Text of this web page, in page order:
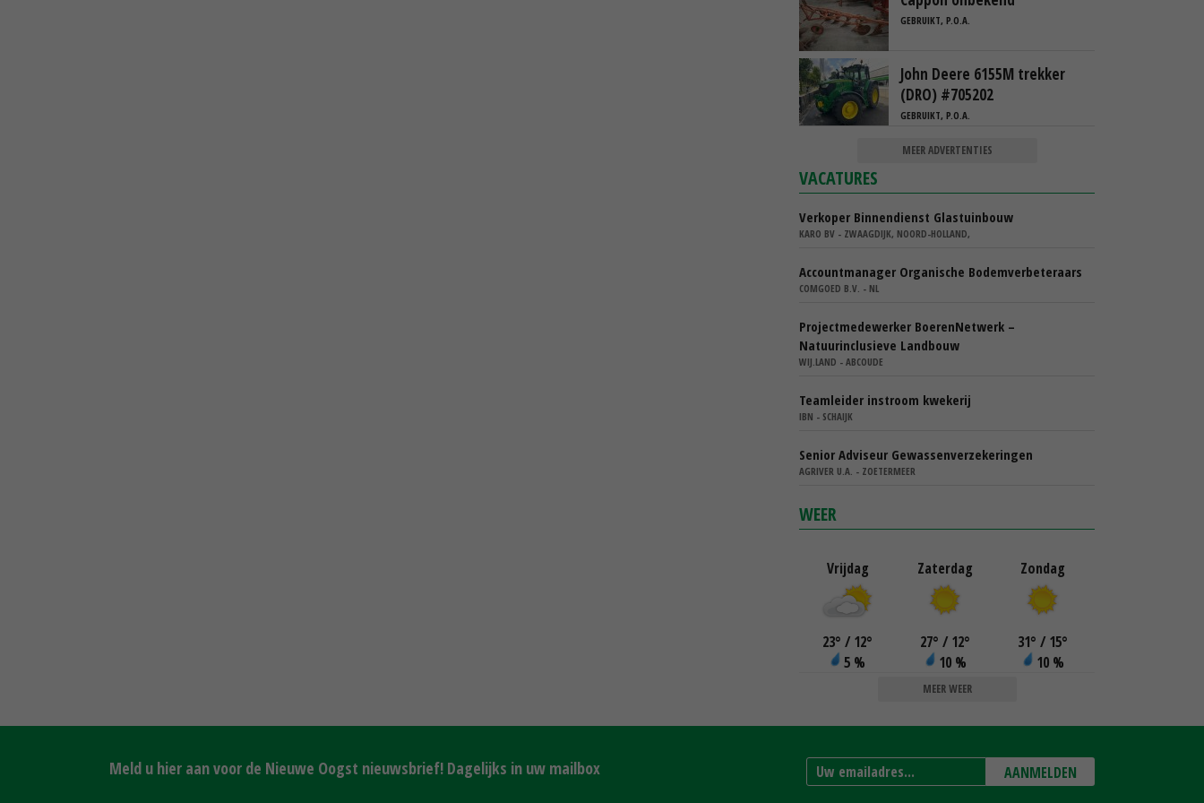
GEBRUIKT, P.O.A.
John Deere 6155M trekker
(DRO) #705202
GEBRUIKT, P.O.A.
MEER ADVERTENTIES
VACATURES
Verkoper Binnendienst Glastuinbouw
KARO BV - ZWAAGDIJK, NOORD-HOLLAND,
Accountmanager Organische Bodemverbeteraars
COMGOED B.V. - NL
Projectmedewerker BoerenNetwerk –
Natuurinclusieve Landbouw
WIJ.LAND - ABCOUDE
Teamleider instroom kwekerij
IBN - SCHAIJK
Senior Adviseur Gewassenverzekeringen
AGRIVER U.A. - ZOETERMEER
WEER
Vrijdag
23° / 12°
5 %
Zaterdag
27° / 12°
10 %
Zondag
31° / 15°
10 %
MEER WEER
Meld u hier aan voor de Nieuwe Oogst nieuwsbrief! Dagelijks in uw mailbox AANMELDEN